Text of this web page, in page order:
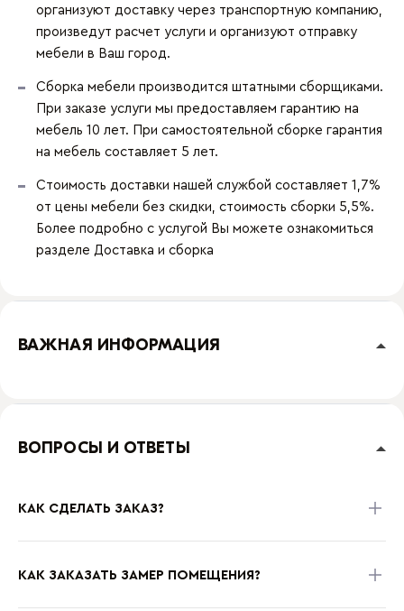
организуют доставку через транспортную компанию,
произведут расчет услуги и организуют отправку
мебели в Ваш город.
Сборка мебели производится штатными сборщиками.
При заказе услуги мы предоставляем гарантию на
мебель 10 лет. При самостоятельной сборке гарантия
на мебель составляет 5 лет.
Стоимость доставки нашей службой составляет 1,7%
от цены мебели без скидки, стоимость сборки 5,5%.
Более подробно с услугой Вы можете ознакомиться
разделе Доставка и сборка
ВАЖНАЯ ИНФОРМАЦИЯ
ВОПРОСЫ И ОТВЕТЫ
КАК СДЕЛАТЬ ЗАКАЗ?
КАК ЗАКАЗАТЬ ЗАМЕР ПОМЕЩЕНИЯ?